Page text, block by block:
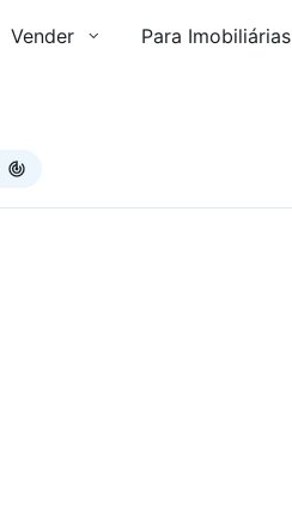
Vender Para Imobiliárias